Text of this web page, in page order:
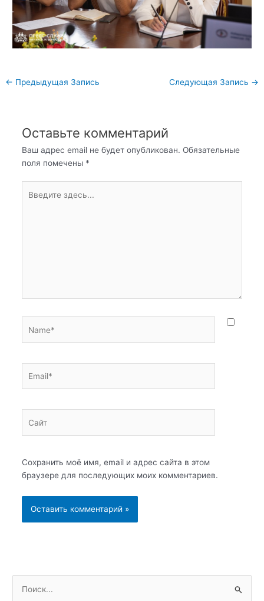
Навигация
← Предыдущая Запись Следующая Запись →
Оставьте комментарий
Ваш адрес email не будет опубликован. Обязательные
поля помечены *
здесь...
Сохранить моё имя, email и адрес сайта в этом
браузере для последующих моих комментариев.